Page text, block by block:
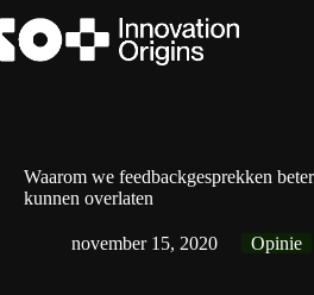
naar
de
Waarom we feedbackgesprekken
kunnen overlaten
november 15, 2020 Opinie